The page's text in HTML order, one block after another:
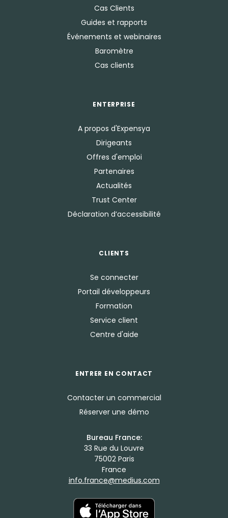
Cas Clients
Guides et rapports
Événements et webinaires
Baromètre
Cas clients
ENTERPRISE
A propos d'Expensya
Dirigeants
Offres d'emploi
Partenaires
Actualités
Trust Center
Déclaration d’accessibilité
CLIENTS
Se connecter
Portail développeurs
Formation
Service client
Centre d'aide
ENTRER EN CONTACT
Contacter un commercial
Réserver une démo
Bureau France:
33 Rue du Louvre
75002 Paris
France
info.france@medius.com